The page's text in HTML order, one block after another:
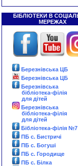
БІБЛІОТЕКИ В
МЕРЕЖАХ
Березнівська ЦБ
Березнівська ЦБ
Березнівська
бібліотека-філія
для дітей
Березнівська
бібліотека-філія
для дітей
Бібліотека-філія №7
ПБ с. Бистричі
ПБ с. Богуші
ПБ с. Городище
ПБ с. Білка